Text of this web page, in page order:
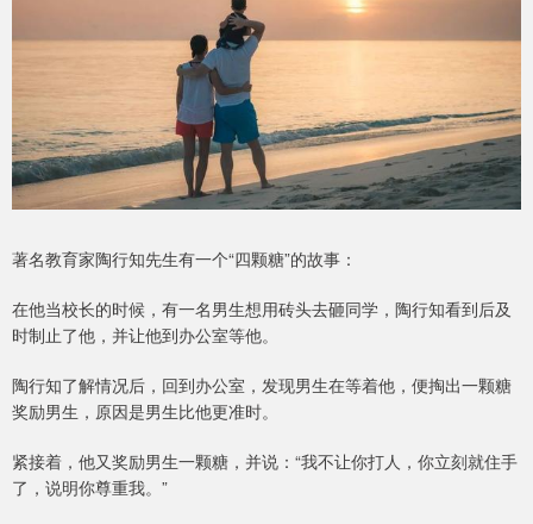
著名教育家陶行知先生有一个“四颗糖”的故事：
在他当校长的时候，有一名男生想用砖头去砸同学，陶行知看到后及
时制止了他，并让他到办公室等他。
陶行知了解情况后，回到办公室，发现男生在等着他，便掏出一颗糖
奖励男生，原因是男生比他更准时。
紧接着，他又奖励男生一颗糖，并说：“我不让你打人，你立刻就住手
了，说明你尊重我。”